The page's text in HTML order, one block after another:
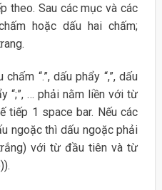
theo. Sau các mục và các
hoặc dấu hai chấm;
“.”, dấu phẩy “,”, dấu
“;”, … phải nằm liền với từ
tiếp 1 space bar. Nếu các
ngoặc thì dấu ngoặc phải
với từ đầu tiên và từ